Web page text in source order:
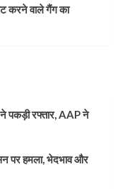
करने वाले गैंग का
ने पकड़ी रफ्तार, AAP ने
पर हमला, भेदभाव और